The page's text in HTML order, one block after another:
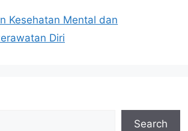
Kesehatan Mental dan
Diri
Search